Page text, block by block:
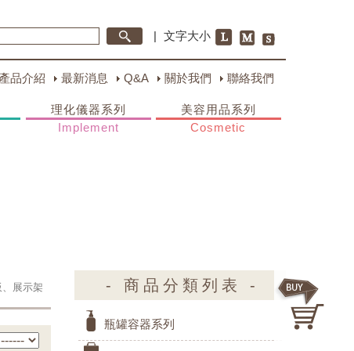
| 文字大小
產品介紹 最新消息 Q&A 關於我們 聯絡我們
理化儀器系列
Implement
美容用品系列
Cosmetic
展示架 - 商品分類列表 -
瓶罐容器系列